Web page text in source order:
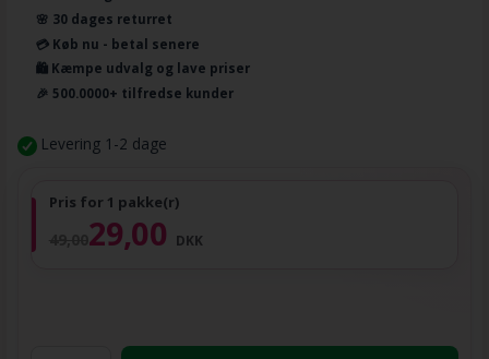
🌸 30 dages returret
💳 Køb nu - betal senere
🛍️ Kæmpe udvalg og lave priser
🎉 500.0000+ tilfredse kunder
Levering 1-2 dage
Pris for 1 pakke(r)
29,00 DKK